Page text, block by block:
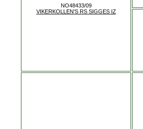
NO48433/09
VIKERKOLLEN'S RS SIGGES IZ